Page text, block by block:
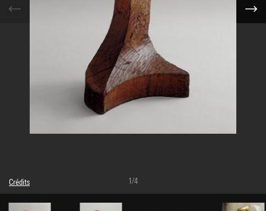
Crédits
Légende : Vue avec le socle AM 4002-161
© Succession Brancusi - All rights reserved (Adagp)
1/4